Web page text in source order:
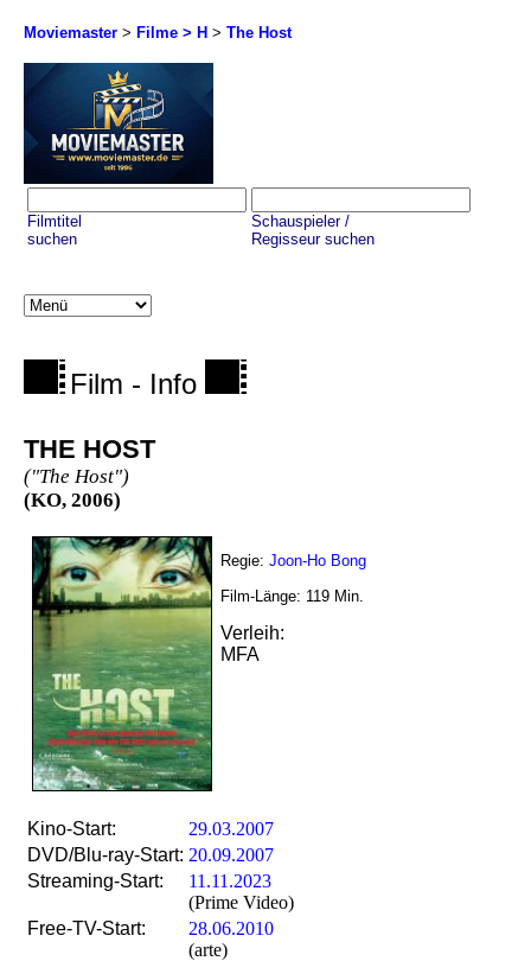
Moviemaster > Filme > H > The Host
Filmtitel
suchen
Schauspieler /
Regisseur suchen
Film - Info
THE HOST
("The Host")
(KO, 2006)
Regie: Joon-Ho Bong
Film-Länge: 119 Min.
Verleih:
MFA
Kino-Start:
29.03.2007
DVD/Blu-ray-Start: 20.09.2007
Streaming-Start:
11.11.2023
(Prime Video)
Free-TV-Start:
28.06.2010
(arte)